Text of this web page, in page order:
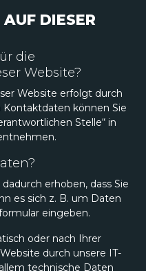
DIESER
die
Website?
Website erfolgt durch
können Sie
Stelle“ in
erhoben, dass Sie
es sich z. B. um Daten
eingeben.
oder nach Ihrer
durch unsere IT-
technische Daten